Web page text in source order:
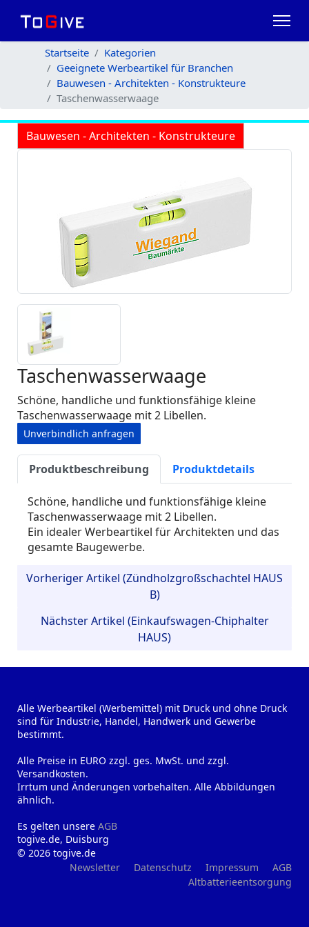
Startseite
Kategorien
Geeignete Werbeartikel für Branchen
Bauwesen - Architekten - Konstrukteure
Taschenwasserwaage
Bauwesen - Architekten - Konstrukteure
Taschenwasserwaage
Schöne, handliche und funktionsfähige kleine
Taschenwasserwaage mit 2 Libellen.
Unverbindlich anfragen
Produktbeschreibung Produktdetails
Schöne, handliche und funktionsfähige kleine
Taschenwasserwaage mit 2 Libellen.
Ein idealer Werbeartikel für Architekten und das
gesamte Baugewerbe.
Vorheriger Artikel (Zündholzgroßschachtel HAUS
B)
Nächster Artikel (Einkaufswagen-Chiphalter
HAUS)
Alle Werbeartikel (Werbemittel) mit Druck und ohne Druck
sind für Industrie, Handel, Handwerk und Gewerbe
bestimmt.
Alle Preise in EURO zzgl. ges. MwSt. und zzgl.
Versandkosten.
Irrtum und Änderungen vorbehalten. Alle Abbildungen
ähnlich.
Es gelten unsere AGB
togive.de, Duisburg
© 2026 togive.de
Newsletter
Datenschutz Impressum
AGB
Altbatterieentsorgung